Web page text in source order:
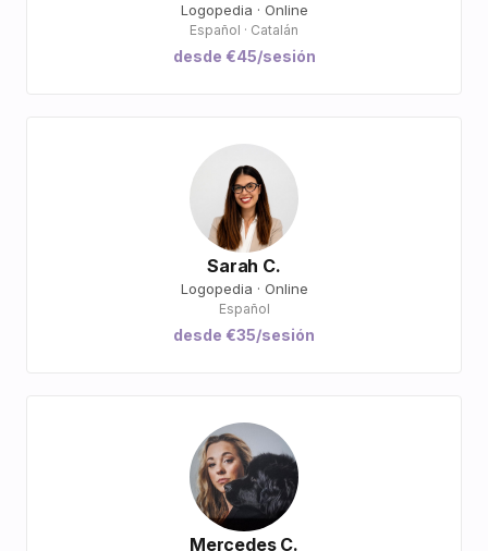
Logopedia · Online
Español · Catalán
desde €45/sesión
Sarah C.
Logopedia · Online
Español
desde €35/sesión
Mercedes C.